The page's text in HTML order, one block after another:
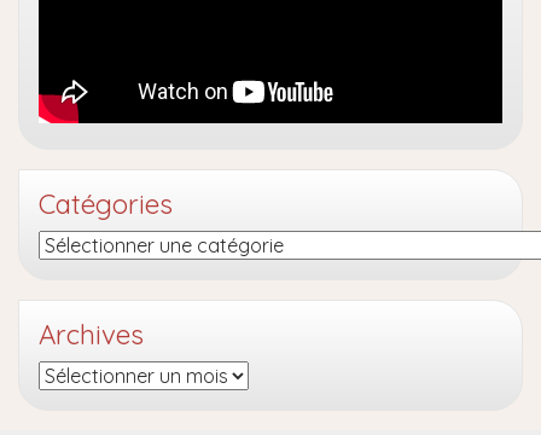
Catégories
Catégories
Archives
Archives